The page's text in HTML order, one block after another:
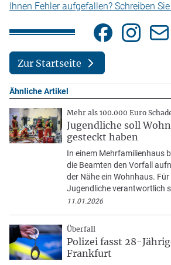
Ihnen Fehler aufgefallen? Schreiben
Zur Startseite
Ähnliche Artikel
Mehr als 100.000 Euro
Jugendliche soll
gesteckt haben
In einem Mehrfamilienhaus
die Beamten den Vorfall
der Nähe ein Wohnhaus. Für
Jugendliche verantwortlich
11.01.2026
Überfall
Polizei fasst 28-
Frankfurt